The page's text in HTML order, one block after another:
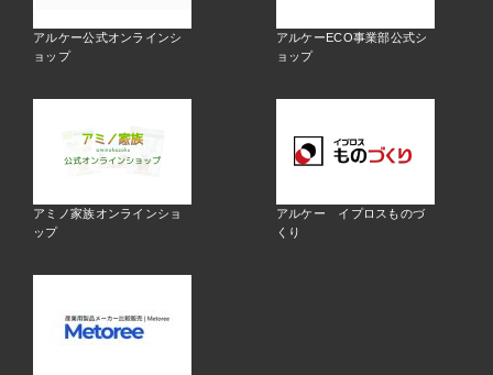
アルケー公式オンラインシ
ョップ
アルケーECO事業部公式シ
ョップ
アミノ家族オンラインショ
ップ
アルケー イプロスものづ
くり